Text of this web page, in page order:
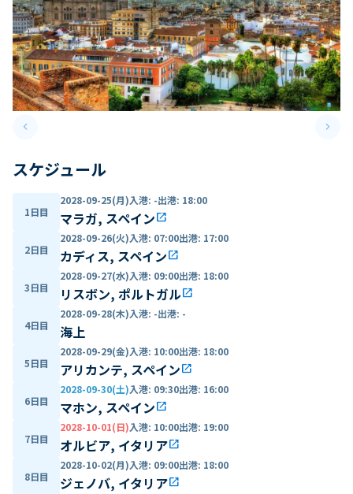
keyboard_arrow_leftPrevious slide keyboard_arrow_right
スケジュール
1日目
2028-09-25(月)入港: -出港: 18:00
マラガ, スペインopen_in_new
2日目
2028-09-26(火)入港: 07:00出港: 17:00
カディス, スペインopen_in_new
3日目
2028-09-27(水)入港: 09:00出港: 18:00
リスボン, ポルトガルopen_in_new
4日目
2028-09-28(木)入港: -出港: -
海上
5日目
2028-09-29(金)入港: 10:00出港: 18:00
アリカンテ, スペインopen_in_new
6日目
2028-09-30(土)入港: 09:30出港: 16:00
マホン, スペインopen_in_new
7日目
2028-10-01(日)入港: 10:00出港: 19:00
オルビア, イタリアopen_in_new
8日目
2028-10-02(月)入港: 09:00出港: 18:00
ジェノバ, イタリアopen_in_new